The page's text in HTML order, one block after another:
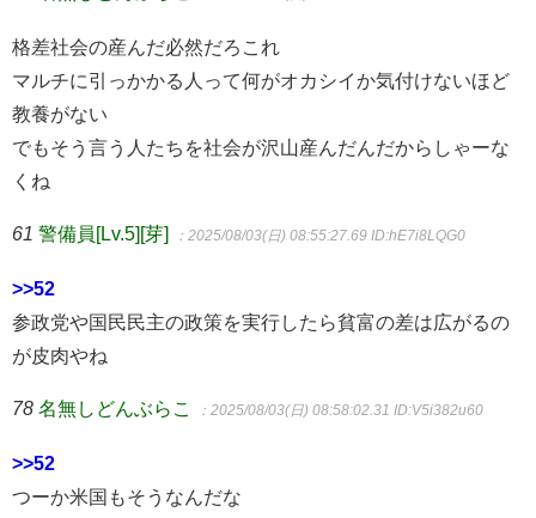
格差社会の産んだ必然だろこれ
マルチに引っかかる人って何がオカシイか気付けないほど
教養がない
でもそう言う人たちを社会が沢山産んだんだからしゃーな
くね
61 警備員[Lv.5][芽] ：2025/08/03(日) 08:55:27.69 ID:hE7i8LQG0
>>52
参政党や国民民主の政策を実行したら貧富の差は広がるの
が皮肉やね
78 名無しどんぶらこ ：2025/08/03(日) 08:58:02.31 ID:V5i382u60
>>52
つーか米国もそうなんだな